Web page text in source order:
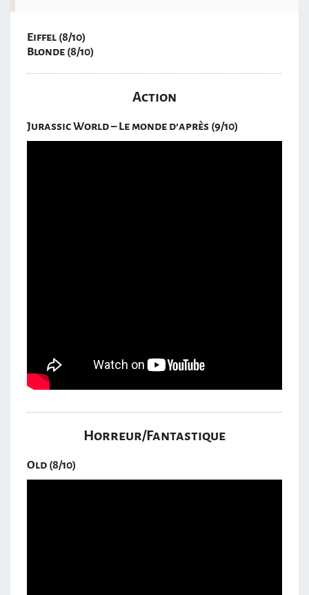
Eiffel (8/10)
Blonde (8/10)
Action
Jurassic World – Le monde d’après (9/10)
Horreur/Fantastique
Old (8/10)